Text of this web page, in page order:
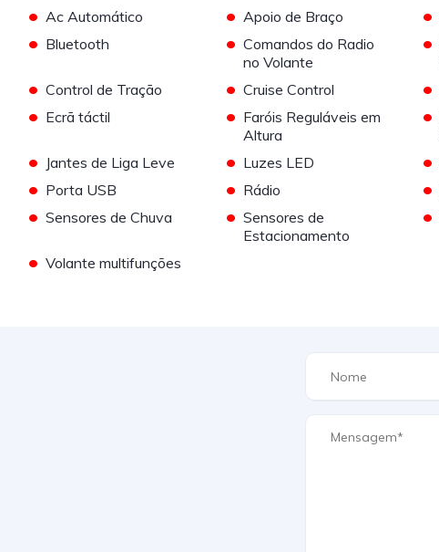
• Ac Automático • Apoio de Braço •
• Bluetooth • Comandos do Radio
no Volante
•
• Control de Tração • Cruise Control •
• Ecrã táctil • Faróis Reguláveis em
Altura
•
• Jantes de Liga Leve • Luzes LED •
• Porta USB • Rádio •
• Sensores de Chuva • Sensores de
Estacionamento
•
• Volante multifunções